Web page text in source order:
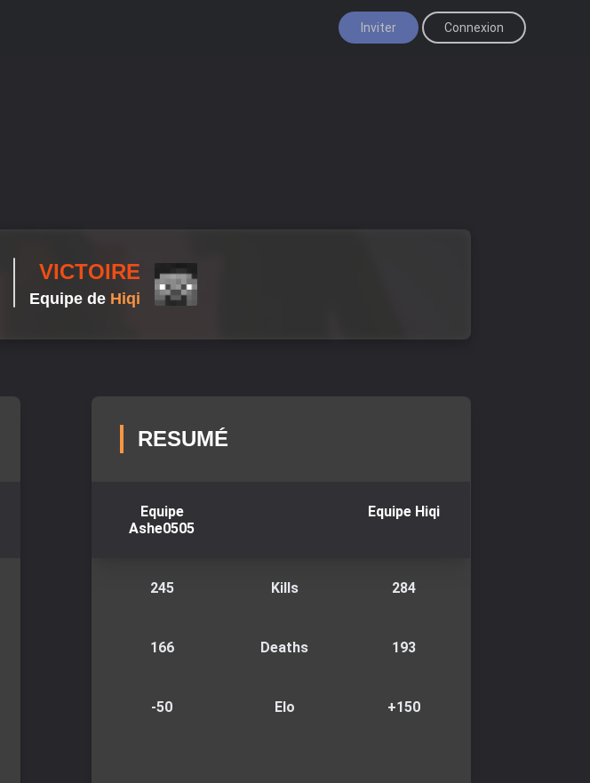
Inviter Connexion
VICTOIRE
Equipe de Hiqi
RESUMÉ
Equipe
Ashe0505
Equipe Hiqi
245 Kills 284
166 Deaths 193
-50 Elo +150